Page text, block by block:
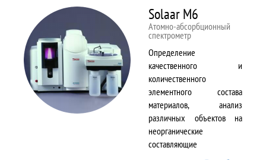
Solaar M6
Атомно-абсорбционный
спектрометр
Определение
качественного и
количественного
элементного состава
материалов, анализ
различных объектов на
неорганические
составляющие